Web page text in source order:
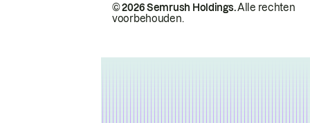
© 2026 Semrush Holdings.Alle rechten
voorbehouden.